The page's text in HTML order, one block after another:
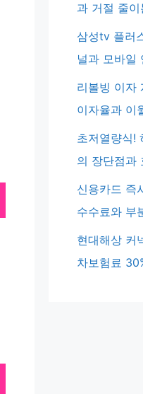
과 거절 줄이
삼성tv 플러
널과 모바일
리볼빙 이자
이자율과 이
초저열량식!
의 장단점과
신용카드 즉
수수료와 부
현대해상 커
차보험료